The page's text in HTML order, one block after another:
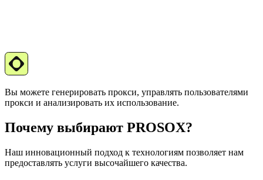
Вы можете генерировать прокси, управлять пользователями
прокси и анализировать их использование.
Почему выбирают PROSOX?
Наш инновационный подход к технологиям позволяет нам
предоставлять услуги высочайшего качества.